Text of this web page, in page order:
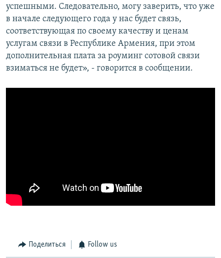
успешными. Следовательно, могу заверить, что уже
в начале следующего года у нас будет связь,
соответствующая по своему качеству и ценам
услугам связи в Республике Армения, при этом
дополнительная плата за роуминг сотовой связи
взиматься не будет», - говорится в сообщении.
Поделиться Follow us